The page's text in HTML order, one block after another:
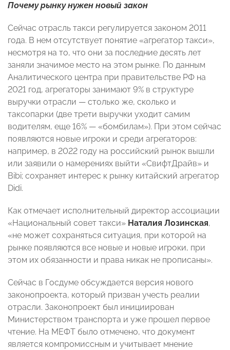
Почему рынку нужен новый закон
Сейчас отрасль такси регулируется законом 2011
года. В нем отсутствует понятие «агрегатор такси»,
несмотря на то, что они за последние десять лет
заняли значимое место на этом рынке. По данным
Аналитического центра при правительстве РФ на
2021 год, агрегаторы занимают 9% в структуре
выручки отрасли — столько же, сколько и
таксопарки (две трети выручки уходит самим
водителям, еще 16% — «бомбилам»). При этом сейчас
появляются новые игроки и среди агрегаторов:
например, в 2022 году на российский рынок вышли
или заявили о намерениях выйти «СвифтДрайв» и
Bibi; сохраняет интерес к рынку китайский агрегатор
Didi.
Как отмечает исполнительный директор ассоциации
«Национальный совет такси» Наталия Лозинская,
«не может сохраняться ситуация, при которой на
рынке появляются все новые и новые игроки, при
этом их обязанности и права никак не прописаны».
Сейчас в Госдуме обсуждается версия нового
законопроекта, который призван учесть реалии
отрасли. Законопроект был инициирован
Министерством транспорта и уже прошел первое
чтение. На МЕФТ было отмечено, что документ
является компромиссным и учитывает мнение